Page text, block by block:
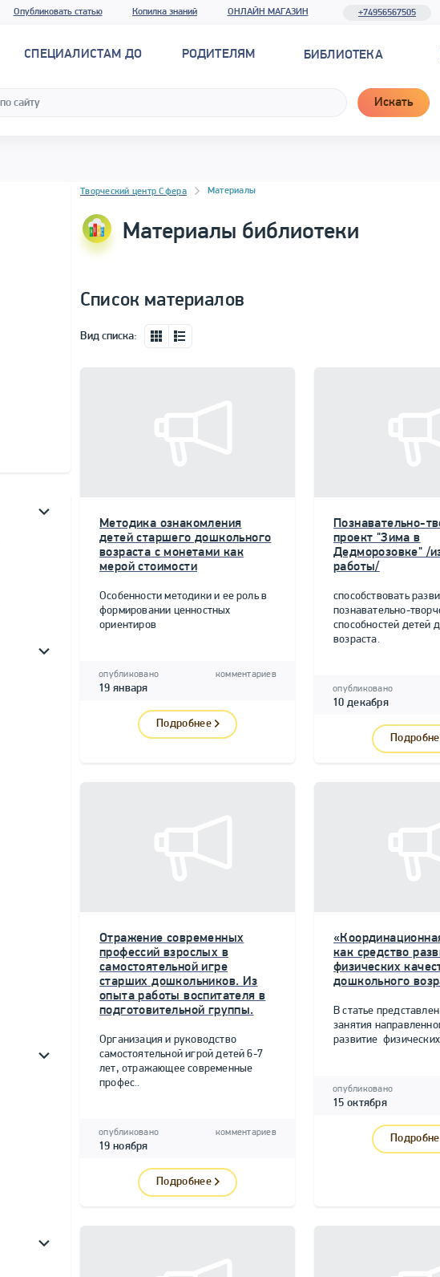
Опубликовать статью Копилка знаний ОНЛАЙН МАГАЗИН +74956567505
СПЕЦИАЛИСТАМ ДО РОДИТЕЛЯМ БИБЛИОТЕКА
Искать
Блок новостей
Творческий центр Сфера Материалы
Материалы библиотеки
Список материалов
Вид списка:
Методика ознакомления
детей старшего дошкольного
возраста с монетами как
мерой стоимости
Особенности методики и ее роль в
формировании ценностных
ориентиров
опубликовано
19 января
комментариев
Подробнее
Познавательно-
проект "Зима в
Дедморозовке" /
работы/
способствовать
познавательно-
способностей детей
возраста.
опубликовано
10 декабря
Отражение современных
профессий взрослых в
самостоятельной игре
старших дошкольников. Из
опыта работы воспитателя в
подготовительной группы.
Организация и руководство
самостоятельной игрой детей 6-7
лет, отражающее современные
профес..
опубликовано
19 ноября
комментариев
Подробнее
как средство
физических
дошкольного
В статье
занятия
развитие
опубликовано
15 октября